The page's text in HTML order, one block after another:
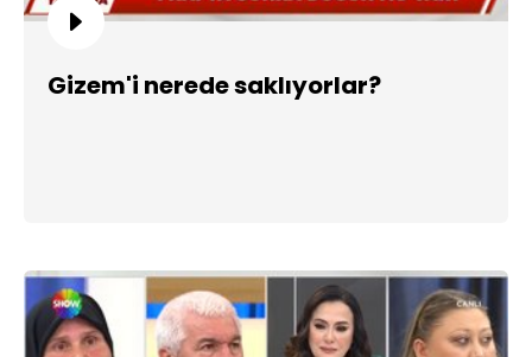
Gizem'i nerede saklıyorlar?